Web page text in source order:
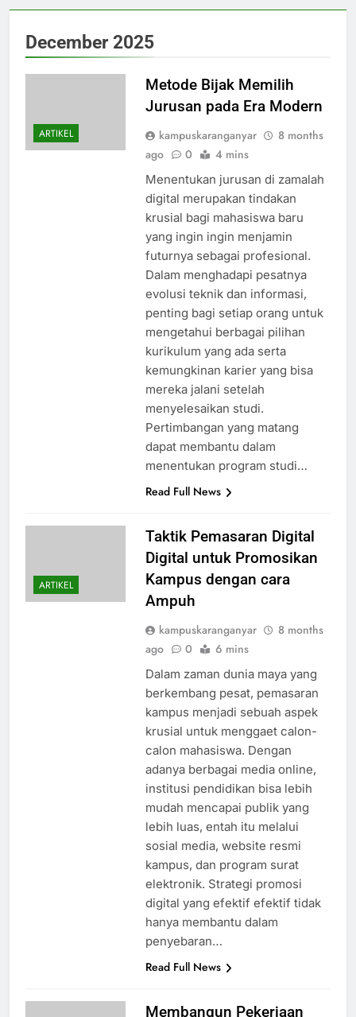
December 2025
ARTIKEL
Metode Bijak Memilih
Jurusan pada Era Modern
kampuskaranganyar
8 months
ago
0 4 mins
Menentukan jurusan di zamalah
digital merupakan tindakan
krusial bagi mahasiswa baru
yang ingin ingin menjamin
futurnya sebagai profesional.
Dalam menghadapi pesatnya
evolusi teknik dan informasi,
penting bagi setiap orang untuk
mengetahui berbagai pilihan
kurikulum yang ada serta
kemungkinan karier yang bisa
mereka jalani setelah
menyelesaikan studi.
Pertimbangan yang matang
dapat membantu dalam
menentukan program studi…
Read Full News
ARTIKEL
Taktik Pemasaran Digital
Digital untuk Promosikan
Kampus dengan cara
Ampuh
kampuskaranganyar
8 months
ago
0 6 mins
Dalam zaman dunia maya yang
berkembang pesat, pemasaran
kampus menjadi sebuah aspek
krusial untuk menggaet calon-
calon mahasiswa. Dengan
adanya berbagai media online,
institusi pendidikan bisa lebih
mudah mencapai publik yang
lebih luas, entah itu melalui
sosial media, website resmi
kampus, dan program surat
elektronik. Strategi promosi
digital yang efektif efektif tidak
hanya membantu dalam
penyebaran…
Read Full News
Membangun Pekerjaan